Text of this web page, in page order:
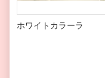
ホワイトカラーラ